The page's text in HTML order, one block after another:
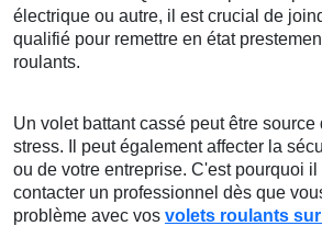
électrique ou autre, il est crucial de
qualifié pour remettre en état
roulants.
Un volet battant cassé peut être source
stress. Il peut également affecter la
ou de votre entreprise. C'est pourquoi
contacter un professionnel dès que
problème avec vos volets roulants